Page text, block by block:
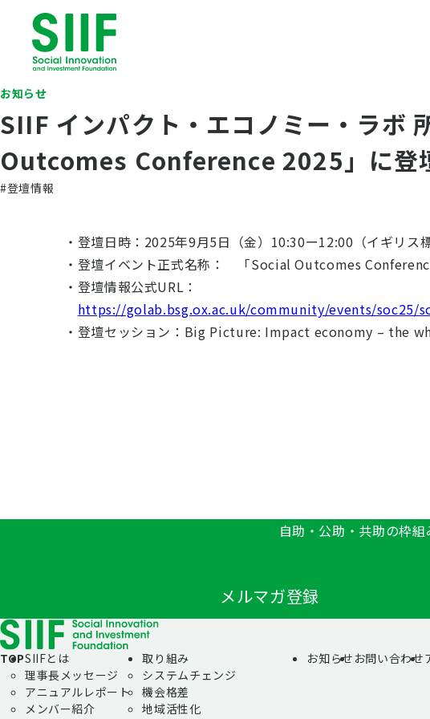
お知らせ
SIIF インパクト・エコノミー・ラボ
Outcomes Conference 2025」に登
#登壇情報
・登壇日時：2025年9月5日（金）10:30ー12:00（イギリス標
・登壇イベント正式名称： 「Social Outcomes
・登壇情報公式URL：
https://golab.bsg.ox.ac.uk/community/events/soc25/
・登壇セッション：Big Picture: Impact economy – the
自助・公助・共助の枠
メルマガ登録
TOPSIIFとは
理事長メッセージ
アニュアルレポート
メンバー紹介
取り組み
システムチェンジ
機会格差
地域活性化
お知らせ お問い合わせ